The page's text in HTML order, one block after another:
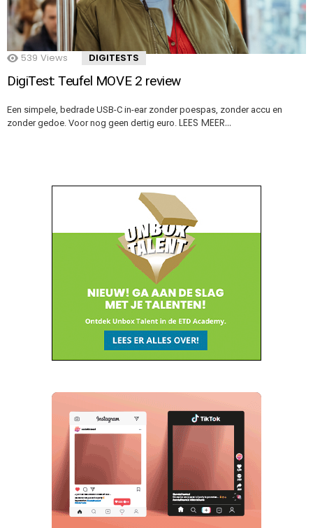
539 Views DIGITESTS
DigiTest: Teufel MOVE 2 review
Een simpele, bedrade USB-C in-ear zonder poespas, zonder accu en
zonder gedoe. Voor nog geen dertig euro. LEES MEER…